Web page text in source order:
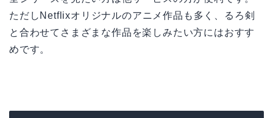
ただしNetflixオリジナルのアニメ作品も多く、るろ剣
と合わせてさまざまな作品を楽しみたい方にはおすす
めです。